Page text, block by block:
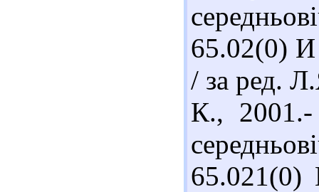
65.02(0) И
/ за ред.
К., 2001.-